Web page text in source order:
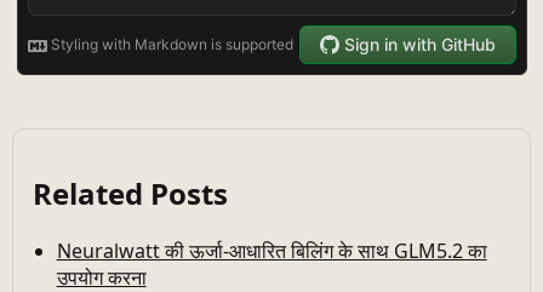
Related Posts
Neuralwatt की ऊर्जा-आधारित बिलिंग के साथ GLM5.2 का
उपयोग करना